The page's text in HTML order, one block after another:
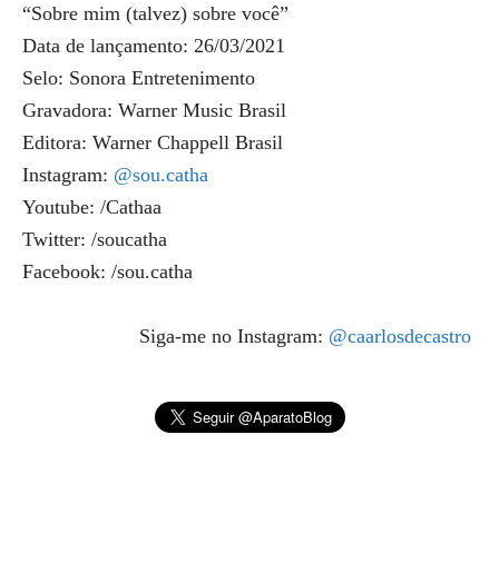
“Sobre mim (talvez) sobre você”
Data de lançamento: 26/03/2021
Selo: Sonora Entretenimento
Gravadora: Warner Music Brasil
Editora: Warner Chappell Brasil
Instagram: @sou.catha
Youtube: /Cathaa
Twitter: /soucatha
Facebook: /sou.catha
Siga-me no Instagram: @caarlosdecastro